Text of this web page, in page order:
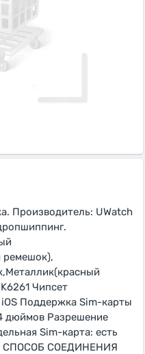
Производитель: UWatch
ремешок),
Чипсет
Поддержка Sim-карты
дюймов Разрешение
Sim-карта: есть
СПОСОБ СОЕДИНЕНИЯ